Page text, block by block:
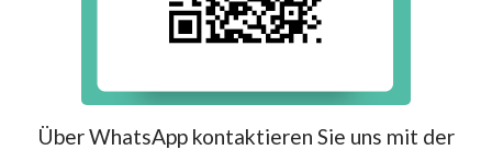
Über WhatsApp kontaktieren Sie uns mit der